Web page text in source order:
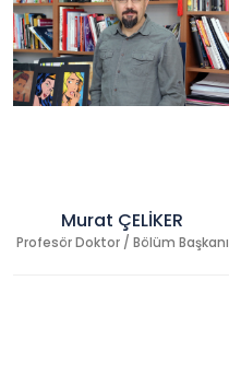
Murat ÇELİKER
Profesör Doktor / Bölüm Başkanı